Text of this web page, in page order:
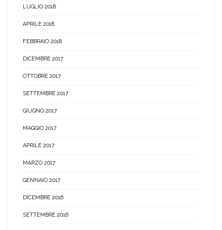
LUGLIO 2018
APRILE 2018
FEBBRAIO 2018
DICEMBRE 2017
OTTOBRE 2017
SETTEMBRE 2017
GIUGNO 2017
MAGGIO 2017
APRILE 2017
MARZO 2017
GENNAIO 2017
DICEMBRE 2016
SETTEMBRE 2016